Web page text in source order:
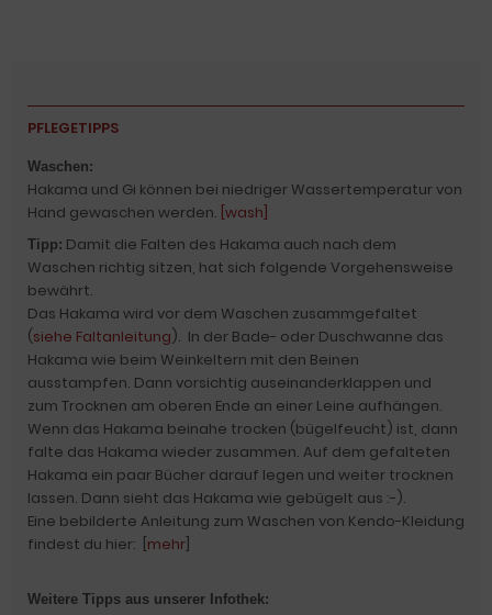
PFLEGETIPPS
Waschen:
Hakama und Gi können bei niedriger Wassertemperatur von
Hand gewaschen werden. [wash]
Tipp: Damit die Falten des Hakama auch nach dem
Waschen richtig sitzen, hat sich folgende Vorgehensweise
bewährt.
Das Hakama wird vor dem Waschen zusammgefaltet
(siehe Faltanleitung). In der Bade- oder Duschwanne das
Hakama wie beim Weinkeltern mit den Beinen
ausstampfen. Dann vorsichtig auseinanderklappen und
zum Trocknen am oberen Ende an einer Leine aufhängen.
Wenn das Hakama beinahe trocken (bügelfeucht) ist, dann
falte das Hakama wieder zusammen. Auf dem gefalteten
Hakama ein paar Bücher darauf legen und weiter trocknen
lassen. Dann sieht das Hakama wie gebügelt aus :-).
Eine bebilderte Anleitung zum Waschen von Kendo-Kleidung
findest du hier: [ mehr
Weitere Tipps aus unserer Infothek: